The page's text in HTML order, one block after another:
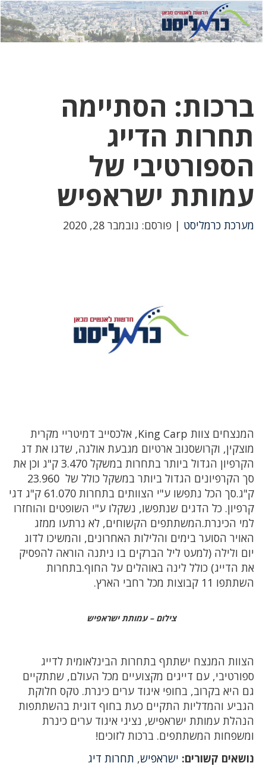
לחץ
כאן
לחץ
כדי
ברכות: הסתיימה
תחרות הדייג
הספורטיבי של
עמותת ישראפיש
מערכת כרמליסט | פורסם: נובמבר 28, 2020
המנצחים צוות King Carp, אלכסייב דמיטריי מקרית
מוצקין, וקרושסנוב ארטיום מגבעת אולגה, שדגו את דג
הקרפיון הגדול ביותר בתחרות במשקל 3.470 ק"ג וכן את
סך הקרפיונים הגדול ביותר במשקל כולל של 23.960
ק"ג.סך הכל נתפשו ע"י הצוותים בתחרות 61.070 ק"ג דגי
קרפיון. כל הדגים שנתפשו, נשקלו ע"י השופטים והוחזרו
למי הכינרת.המשתתפים הקשוחים, לא נרתעו ממזג
האויר הסוער בימים והלילות האחרונים, והמשיכו לדוג
יום ולילה (למעט ליל הברקים בו ניתנה הוראה להפסיק
את הדייג) כולל לינה באוהלים על החוף.בתחרות
השתתפו 11 קבוצות מכל רחבי הארץ.
צילום – עמותת ישראפיש
הצוות המנצח ישתתף בתחרות הבינלאומית לדייג
ספורטיבי, עם דייגים מקצועיים מכל העולם, שתתקיים
גם היא בקרוב, בחופי איגוד ערים כינרת. טקס חלוקת
הגביע והמדליות התקיים כעת בחוף דוגית בהשתתפות
הנהלת עמותת ישראפיש, נציגי איגוד ערים כינרת
ומשפחות המשתתפים. ברכות לזוכים!
נושאים קשורים: ישראפיש, תחרות דיג